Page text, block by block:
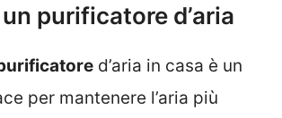
purificatore d’aria
d’aria in casa è un
per mantenere l’aria più